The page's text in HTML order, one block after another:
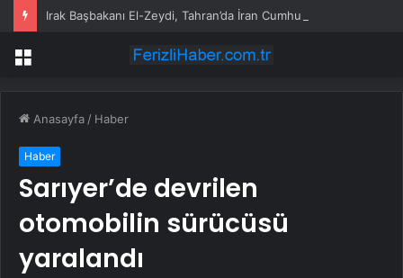
Menü
Anasayfa / Haber
Haber
Sarıyer’de devrilen
otomobilin sürücüsü
yaralandı